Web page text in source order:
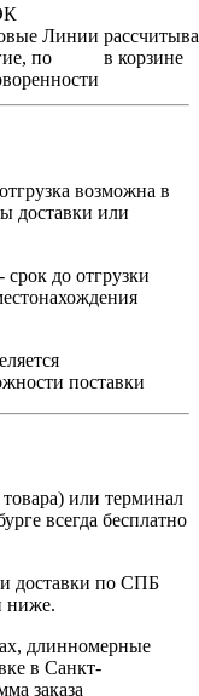
Линии
по
в корзине
возможна в
доставки или
срок до отгрузки
поставки
или терминал
всегда бесплатно
доставки по СПБ
ниже.
длинномерные
в Санкт-
заказа